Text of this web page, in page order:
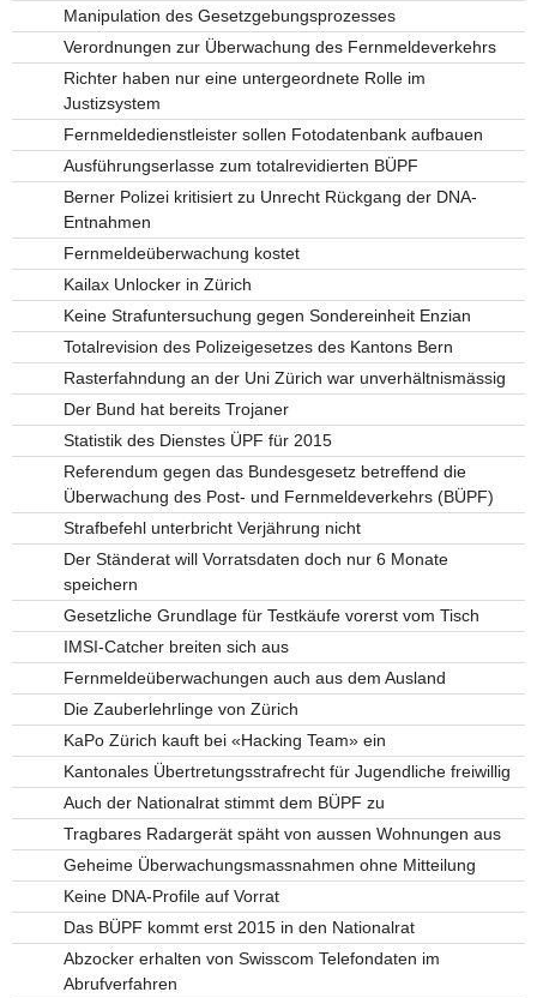
Manipulation des Gesetzgebungsprozesses
Verordnungen zur Überwachung des Fernmeldeverkehrs
Richter haben nur eine untergeordnete Rolle im
Justizsystem
Fernmeldedienstleister sollen Fotodatenbank aufbauen
Ausführungserlasse zum totalrevidierten BÜPF
Berner Polizei kritisiert zu Unrecht Rückgang der DNA-
Entnahmen
Fernmeldeüberwachung kostet
Kailax Unlocker in Zürich
Keine Strafuntersuchung gegen Sondereinheit Enzian
Totalrevision des Polizeigesetzes des Kantons Bern
Rasterfahndung an der Uni Zürich war unverhältnismässig
Der Bund hat bereits Trojaner
Statistik des Dienstes ÜPF für 2015
Referendum gegen das Bundesgesetz betreffend die
Überwachung des Post- und Fernmeldeverkehrs (BÜPF)
Strafbefehl unterbricht Verjährung nicht
Der Ständerat will Vorratsdaten doch nur 6 Monate
speichern
Gesetzliche Grundlage für Testkäufe vorerst vom Tisch
IMSI-Catcher breiten sich aus
Fernmeldeüberwachungen auch aus dem Ausland
Die Zauberlehrlinge von Zürich
KaPo Zürich kauft bei «Hacking Team» ein
Kantonales Übertretungsstrafrecht für Jugendliche freiwillig
Auch der Nationalrat stimmt dem BÜPF zu
Tragbares Radargerät späht von aussen Wohnungen aus
Geheime Überwachungsmassnahmen ohne Mitteilung
Keine DNA-Profile auf Vorrat
Das BÜPF kommt erst 2015 in den Nationalrat
Abzocker erhalten von Swisscom Telefondaten im
Abrufverfahren